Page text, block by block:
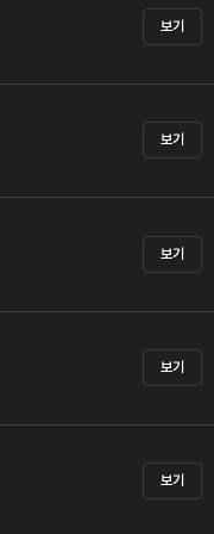
보기
보기
보기
보기
보기